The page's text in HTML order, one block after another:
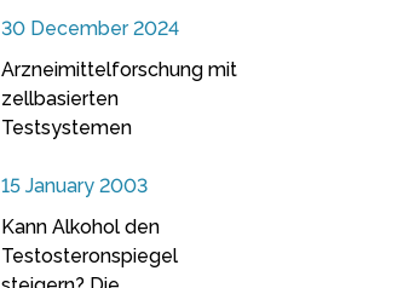
30 December 2024
Arzneimittelforschung mit
zellbasierten
Testsystemen
15 January 2003
Kann Alkohol den
Testosteronspiegel